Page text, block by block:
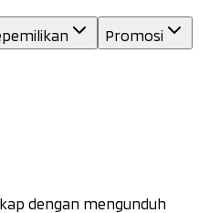
Promosi
dengan mengunduh